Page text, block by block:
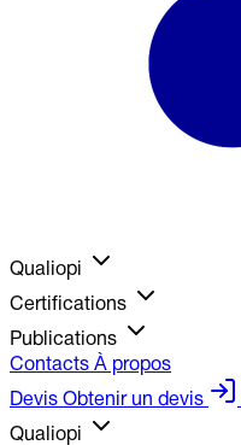
Qualiopi
Certifications
Publications
Contacts À propos
Devis Obtenir un devis
Qualiopi